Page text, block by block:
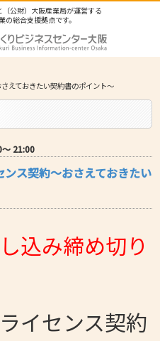
公財）大阪産業局が運営する
総合支援拠点です。
えておきたい契約書のポイント～
〜 21:00
ス契約～おさえておきたい
込み締め切り
イセンス契約